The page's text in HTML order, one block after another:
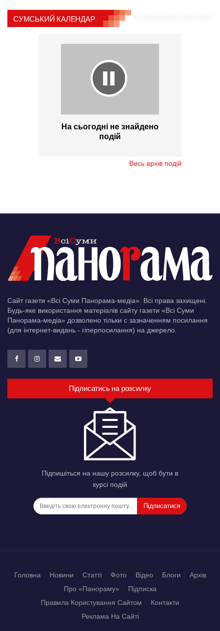
СУМСЬКИЙ КАЛЕНДАР
На сьогодні не знайдено
подій
Весь архів подій
Сайт газети «Всі Суми Панорама-медіа». Всі права захищені.
Будь-яке використання матеріалів сайту газети «Всі Суми
Панорама-медіа» дозволено тільки c зазначенням посилання
(для інтернет-видань - гіперпосилання) на джерело.
Підписатись на розсилку
Підпишіться на нашу розсилку, щоб бути в
курсі подій
Підписатися
Головна Новини Статті Фото Відео Блоги
Архів
Про «Панораму»
Підписка
Правила Користування Сайтом
Контакти
Реклама На Сайті